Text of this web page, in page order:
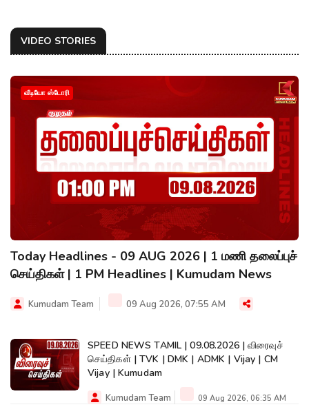
VIDEO STORIES
வீடியோ ஸ்டோரி
Today Headlines - 09 AUG 2026 | 1 மணி தலைப்புச்
செய்திகள் | 1 PM Headlines | Kumudam News
Kumudam Team 09 Aug 2026, 07:55 AM
SPEED NEWS TAMIL | 09.08.2026 | விரைவுச்
செய்திகள் | TVK | DMK | ADMK | Vijay | CM
Vijay | Kumudam
Kumudam Team 09 Aug 2026, 06:35 AM